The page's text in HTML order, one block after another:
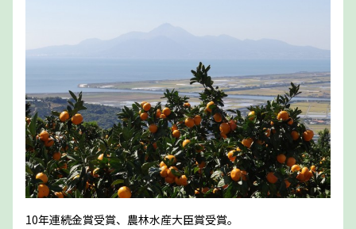
10年連続金賞受賞、農林水産大臣賞受賞。